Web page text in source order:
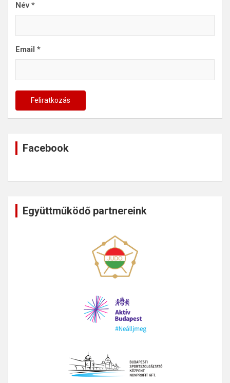
Név*
Email *
Facebook
Együttműködő partnereink